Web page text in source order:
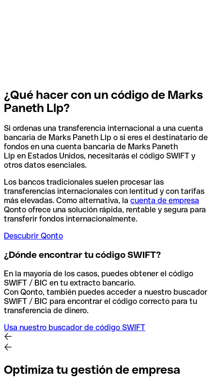
¿Qué hacer con un código de Marks
Paneth Llp?
Si ordenas una transferencia internacional a una cuenta
bancaria de Marks Paneth Llp o si eres el destinatario de
fondos en una cuenta bancaria de Marks Paneth
Llp en Estados Unidos, necesitarás el código SWIFT y
otros datos esenciales.
Los bancos tradicionales suelen procesar las
transferencias internacionales con lentitud y con tarifas
más elevadas. Como alternativa, la cuenta de empresa
Qonto ofrece una solución rápida, rentable y segura para
transferir fondos internacionalmente.
Descubrir Qonto
¿Dónde encontrar tu código SWIFT?
En la mayoría de los casos, puedes obtener el código
SWIFT / BIC en tu extracto bancario.
Con Qonto, también puedes acceder a nuestro buscador
SWIFT / BIC para encontrar el código correcto para tu
transferencia de dinero.
Usa nuestro buscador de código SWIFT
Optimiza tu gestión de empresa